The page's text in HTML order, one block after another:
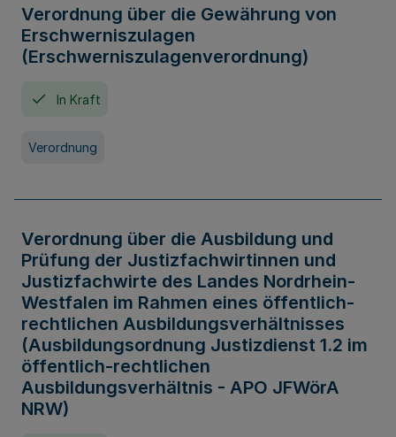
Verordnung über die Gewährung von
Erschwerniszulagen
(Erschwerniszulagenverordnung)
In Kraft
Verordnung
Verordnung über die Ausbildung und
Prüfung der Justizfachwirtinnen und
Justizfachwirte des Landes Nordrhein-
Westfalen im Rahmen eines öffentlich-
rechtlichen Ausbildungsverhältnisses
(Ausbildungsordnung Justizdienst 1.2 im
öffentlich-rechtlichen
Ausbildungsverhältnis - APO JFWörA
NRW)